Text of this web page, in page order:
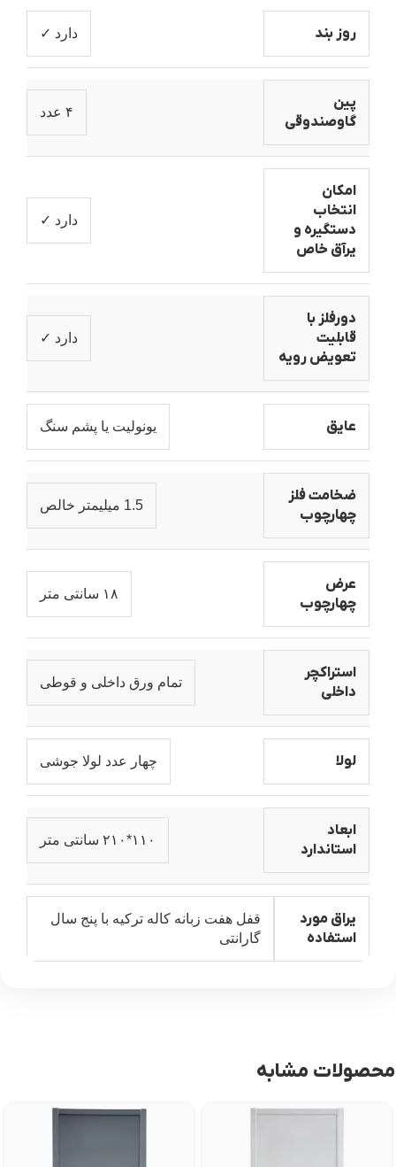
روز بند دارد ✓
پین
گاوصندوقی
۴ عدد
امکان
انتخاب
دستگیره و
یرآق خاص
دارد ✓
دورفلز با
قابلیت
تعویض رویه
دارد ✓
عایق یونولیت یا پشم سنگ
ضخامت فلز
چهارچوب
1.5 میلیمتر خالص
عرض
چهارچوب
۱۸ سانتی متر
استراکچر
داخلی
تمام ورق داخلی و قوطی
لولا چهار عدد لولا جوشی
ابعاد
استاندارد
۱۱۰*۲۱۰ سانتی متر
یراق مورد
استفاده
قفل هفت زبانه کاله ترکیه با پنج سال
گارانتی
محصولات مشابه